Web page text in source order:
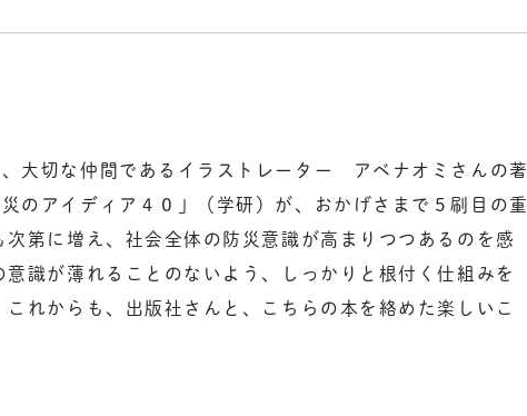
大切な仲間であるイラストレーター アベナオミさんの著
のアイディア４０」（学研）が、おかげさまで５刷目の重
第に増え、社会全体の防災意識が高まりつつあるのを感
識が薄れることのないよう、しっかりと根付く仕組みを
れからも、出版社さんと、こちらの本を絡めた楽しいこ